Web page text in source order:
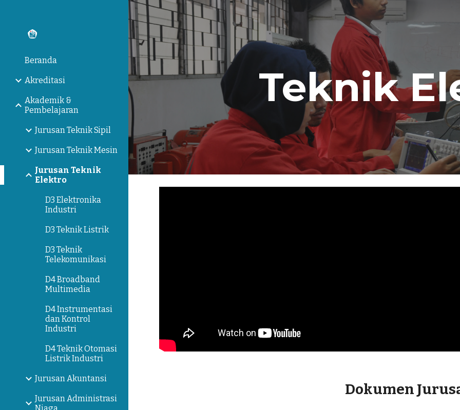
Skip to main content
Beranda
Akreditasi
Akademik &
Pembelajaran
Jurusan Teknik Sipil
Jurusan Teknik Mesin
Jurusan Teknik
Elektro
D3 Elektronika
Industri
D3 Teknik Listrik
D3 Teknik
Telekomunikasi
D4 Broadband
Multimedia
D4 Instrumentasi
dan Kontrol
Industri
D4 Teknik Otomasi
Listrik Industri
Jurusan Akuntansi
Jurusan Administrasi
Teknik
Dokumen